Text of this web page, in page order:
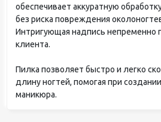
обеспечивает аккуратную
без риска повреждения
Интригующая надпись непременно
клиента.
Пилка позволяет быстро и легко
длину ногтей, помогая при
маникюра.